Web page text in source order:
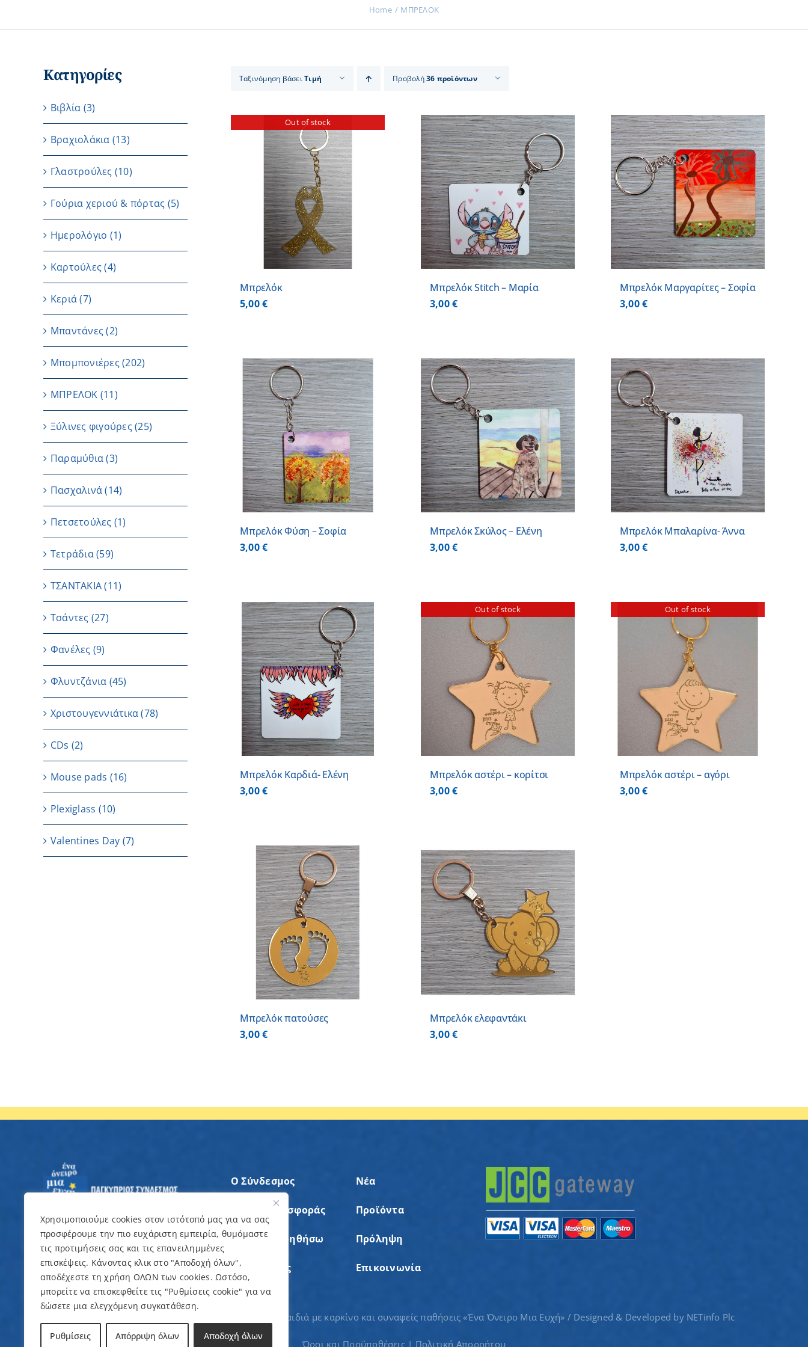
Χρησιμοποιούμε cookies στον ιστότοπό μας για να σας
προσφέρουμε την πιο ευχάριστη εμπειρία, θυμόμαστε
τις προτιμήσεις σας και τις επανειλημμένες
επισκέψεις. Κάνοντας κλικ στο "Αποδοχή όλων",
αποδέχεστε τη χρήση ΟΛΩΝ των cookies. Ωστόσο,
μπορείτε να επισκεφθείτε τις "Ρυθμίσεις cookie" για να
δώσετε μια ελεγχόμενη συγκατάθεση.
Ρυθμίσεις Απόρριψη όλων Αποδοχή όλων
Home ΜΠΡΕΛΟΚ
Ταξινόμηση βάσειΤιμή Προβολή36 προϊόντων
Out of stock
Μπρελόκ
5,00€
ΠΡΟΣΘΗΚΗ ΣΤΟ ΚΑΛΑΘΙ
ΛΕΠΤΟΜΕΡΕΙΕΣ
Μπρελόκ Stitch – Μαρία
3,00€
ΠΡΟΣΘΗΚΗ ΣΤΟ ΚΑΛΑΘΙ
ΛΕΠΤΟΜΕΡΕΙΕΣ
Μπρελόκ Μαργαρίτες – Σοφία
3,00€
ΠΡΟΣΘΗΚΗ ΣΤΟ ΚΑΛΑΘΙ
ΛΕΠΤΟΜΕΡΕΙΕΣ
Μπρελόκ Φύση – Σοφία
3,00€
ΠΡΟΣΘΗΚΗ ΣΤΟ ΚΑΛΑΘΙ
ΛΕΠΤΟΜΕΡΕΙΕΣ
Μπρελόκ Σκύλος – Ελένη
3,00€
ΠΡΟΣΘΗΚΗ ΣΤΟ ΚΑΛΑΘΙ
ΛΕΠΤΟΜΕΡΕΙΕΣ
Μπρελόκ Μπαλαρίνα- Άννα
3,00€
ΛΕΠΤΟΜΕΡΕΙΕΣ
Μπρελόκ Καρδιά- Ελένη
3,00€
Out of stock
ΛΕΠΤΟΜΕΡΕΙΕΣ
Μπρελόκ αστέρι – κορίτσι
3,00€
Out of stock
ΛΕΠΤΟΜΕΡΕΙΕΣ
Μπρελόκ αστέρι – αγόρι
3,00€
Μπρελόκ πατούσες
3,00€
ΠΡΟΣΘΗΚΗ ΣΤΟ ΚΑΛΑΘΙ
ΛΕΠΤΟΜΕΡΕΙΕΣ
Μπρελόκ ελεφαντάκι
3,00€
Κατηγορίες
Βιβλία (3)
Βραχιολάκια (13)
Γλαστρούλες (10)
Γούρια χεριού & πόρτας (5)
Ημερολόγιο (1)
Καρτούλες (4)
Κεριά (7)
Μπαντάνες (2)
Μπομπονιέρες(202)
ΜΠΡΕΛΟΚ (11)
Ξύλινες φιγούρες(25)
Παραμύθια (3)
Πασχαλινά (14)
Πετσετούλες (1)
Τετράδια(59)
ΤΣΑΝΤΑΚΙΑ (11)
Τσάντες (27)
Φανέλες (9)
Φλυντζάνια (45)
Χριστουγεννιάτικα(78)
CDs (2)
Μouse pads (16)
Plexiglass (10)
Valentines Day (7)
Ο Σύνδεσμος
Άξονες Προσφοράς
Θέλω να Βοηθήσω
Εκδηλώσεις
Νέα
Προϊόντα
Πρόληψη
Επικοινωνία
© Copyright 2022 – Παγκύπριος Σύνδεσμος για παιδιά με καρκίνο και συναφείς παθήσεις «Ένα Όνειρο Μια Ευχή» / Designed & Developed by NETinfo Plc
Όροι και Προϋποθέσεις| Πολιτική Απορρήτου